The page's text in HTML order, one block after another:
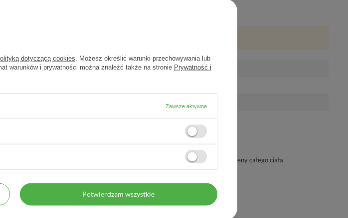
Wyrób medyczny klasy III, udokumentowana klinicznie skuteczność
Rekomendowany przez Niemieckie Towarzystwo Higieny Szpitalnej do higieny całego ciała
Higieniczne mycie rąk: 2 x 3 ml preparatu wcierać w dłonie przez 30 sek.
Mycie pacjenta pod prysznicem: Nanieść preparat na całe ciało.
dotyczącą cookies . Możesz określić warunki przechowywania lub
warunków i prywatności można znaleźć także na stronie Prywatność i
Zawsze aktywne
Potwierdzam wszystkie